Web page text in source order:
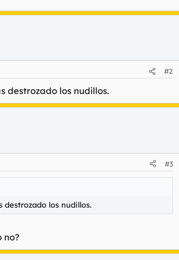
#2
destrozado los nudillos.
#3
destrozado los nudillos.
no?